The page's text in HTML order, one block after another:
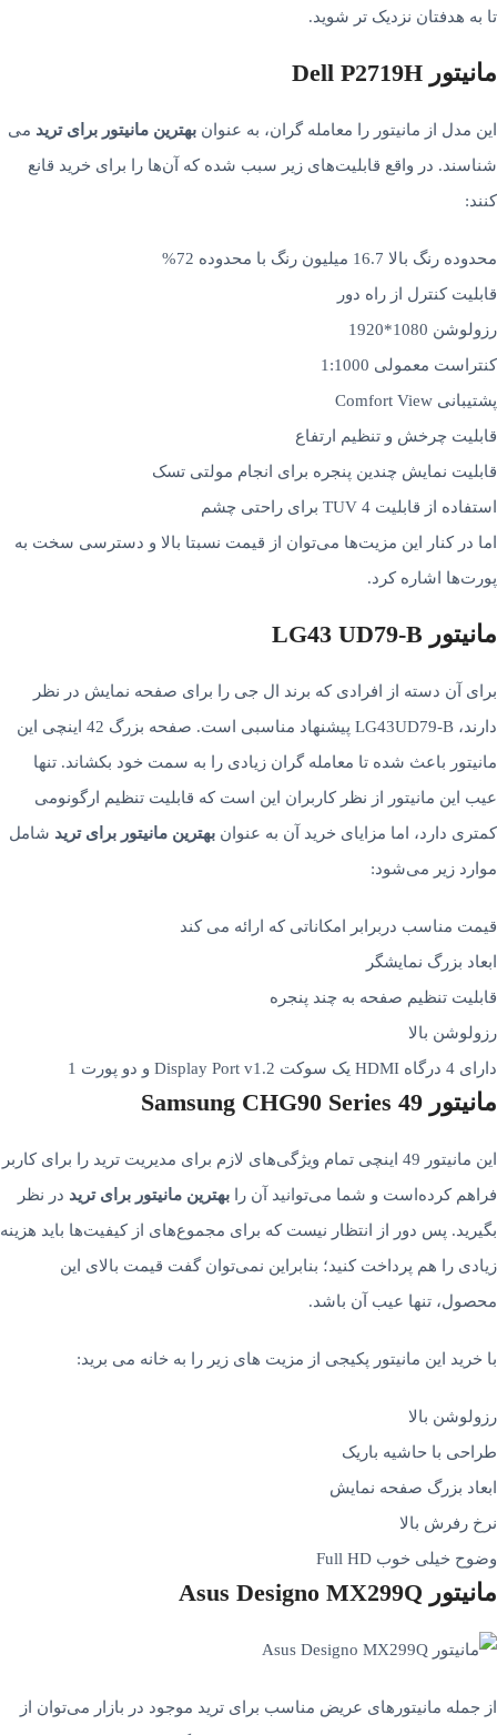
تا به هدف­تان نزدیک تر شوید.
مانیتور Dell P2719H
این مدل از مانیتور را معامله ­گران، به عنوان بهترین مانیتور برای ترید می­‌
شناسند. در واقع قابلیت­‌های زیر سبب شده که آن­‌ها را برای خرید قانع
کنند:
محدوده رنگ بالا 16.7 میلیون رنگ با محدوده 72%
قابلیت کنترل از راه دور
رزولوشن 1080*1920
کنتراست معمولی 1:1000
پشتیبانی Comfort View
قابلیت چرخش و تنظیم ارتفاع
قابلیت نمایش چندین پنجره برای انجام مولتی تسک
استفاده از قابلیت TUV 4 برای راحتی چشم
اما در کنار این مزیت­‌ها می­‌توان از قیمت نسبتا بالا و دسترسی سخت به
پورت­‌ها اشاره کرد.
مانیتور LG43 UD79-B
برای آن دسته از افرادی که برند ال جی را برای صفحه نمایش در نظر
دارند، LG43UD79-B پیشنهاد مناسبی است. صفحه بزرگ 42 اینچی این
مانیتور باعث شده تا معامله­ گران زیادی را به سمت خود بکشاند. تنها
عیب این مانیتور از نظر کاربران این است که قابلیت تنظیم ارگونومی
کمتری دارد، اما مزایای خرید آن به عنوان بهترین مانیتور برای ترید شامل
موارد زیر می‌شود:
قیمت مناسب دربرابر امکاناتی که ارائه می کند
ابعاد بزرگ نمایشگر
قابلیت تنظیم صفحه به چند پنجره
رزولوشن بالا
دارای 4 درگاه HDMI یک سوکت Display Port v1.2 و دو پورت 1
مانیتور Samsung CHG90 Series 49
این مانیتور 49 اینچی تمام ویژگی­‌های لازم برای مدیریت ترید را برای کاربر
فراهم کرده‌­است و شما می‌توانید آن را بهترین مانیتور برای ترید در نظر
بگیرید. پس دور از انتظار نیست که برای مجموع‌ه­ای از کیفیت­‌ها باید هزینه
زیادی را هم پرداخت کنید؛ بنابراین نمی‌توان گفت قیمت بالای این
محصول، تنها عیب آن باشد.
با خرید این مانیتور پکیجی از مزیت های زیر را به خانه می برید:
رزولوشن بالا
طراحی با حاشیه باریک
ابعاد بزرگ صفحه نمایش
نرخ رفرش بالا
وضوح خیلی خوب Full HD
مانیتور Asus Designo MX299Q
از جمله مانیتورهای عریض مناسب برای ترید موجود در بازار می­‌توان از